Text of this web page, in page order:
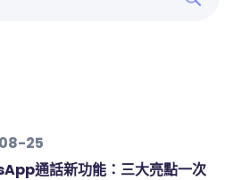
25
通話新功能：三大亮點一次